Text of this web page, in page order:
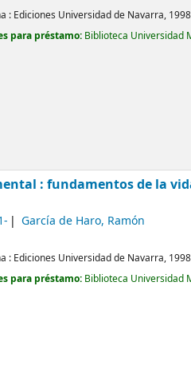
: Ediciones Universidad de Navarra, 1998
para préstamo: Biblioteca Universidad
: fundamentos de la
García de Haro, Ramón
: Ediciones Universidad de Navarra, 1998
para préstamo: Biblioteca Universidad